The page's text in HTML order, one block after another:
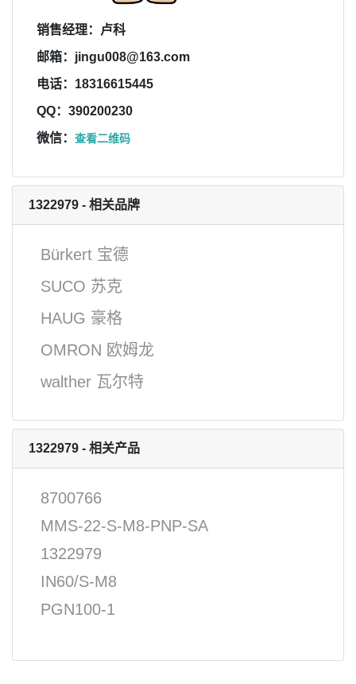
销售经理：卢科
邮箱：jingu008@163.com
电话：18316615445
QQ：390200230
微信： 查看二维码
1322979 - 相关品牌
Bürkert 宝德
SUCO 苏克
HAUG 豪格
OMRON 欧姆龙
walther 瓦尔特
1322979 - 相关产品
8700766
MMS-22-S-M8-PNP-SA
1322979
IN60/S-M8
PGN100-1